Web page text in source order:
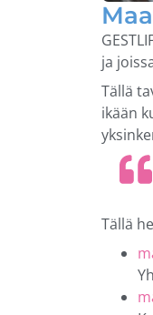
ja
Tällä
ikään
Tällä